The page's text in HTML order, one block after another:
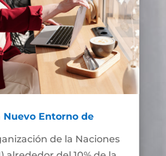
Nuevo Entorno de
de la Naciones